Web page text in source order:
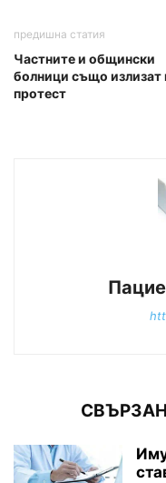
предишна статия
Частните и общински
болници също излизат
протест